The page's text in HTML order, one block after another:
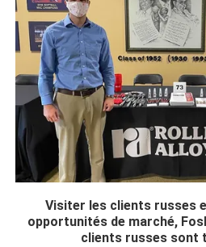
Visiter les clients russes
opportunités de marché,
clients russes sont